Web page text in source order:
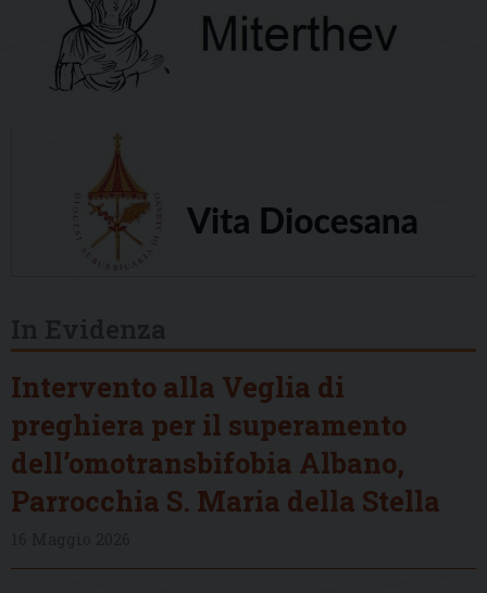
Intervento alla Veglia di
preghiera per il superamento
dell’omotransbifobia Albano,
Parrocchia S. Maria della Stella